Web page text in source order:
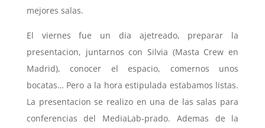
mejores salas.
El viernes fue un dia ajetreado, preparar la
presentacion, juntarnos con Silvia (Masta Crew en
Madrid), conocer el espacio, comernos unos
bocatas… Pero a la hora estipulada estabamos listas.
La presentacion se realizo en una de las salas para
conferencias del MediaLab-prado. Ademas de la